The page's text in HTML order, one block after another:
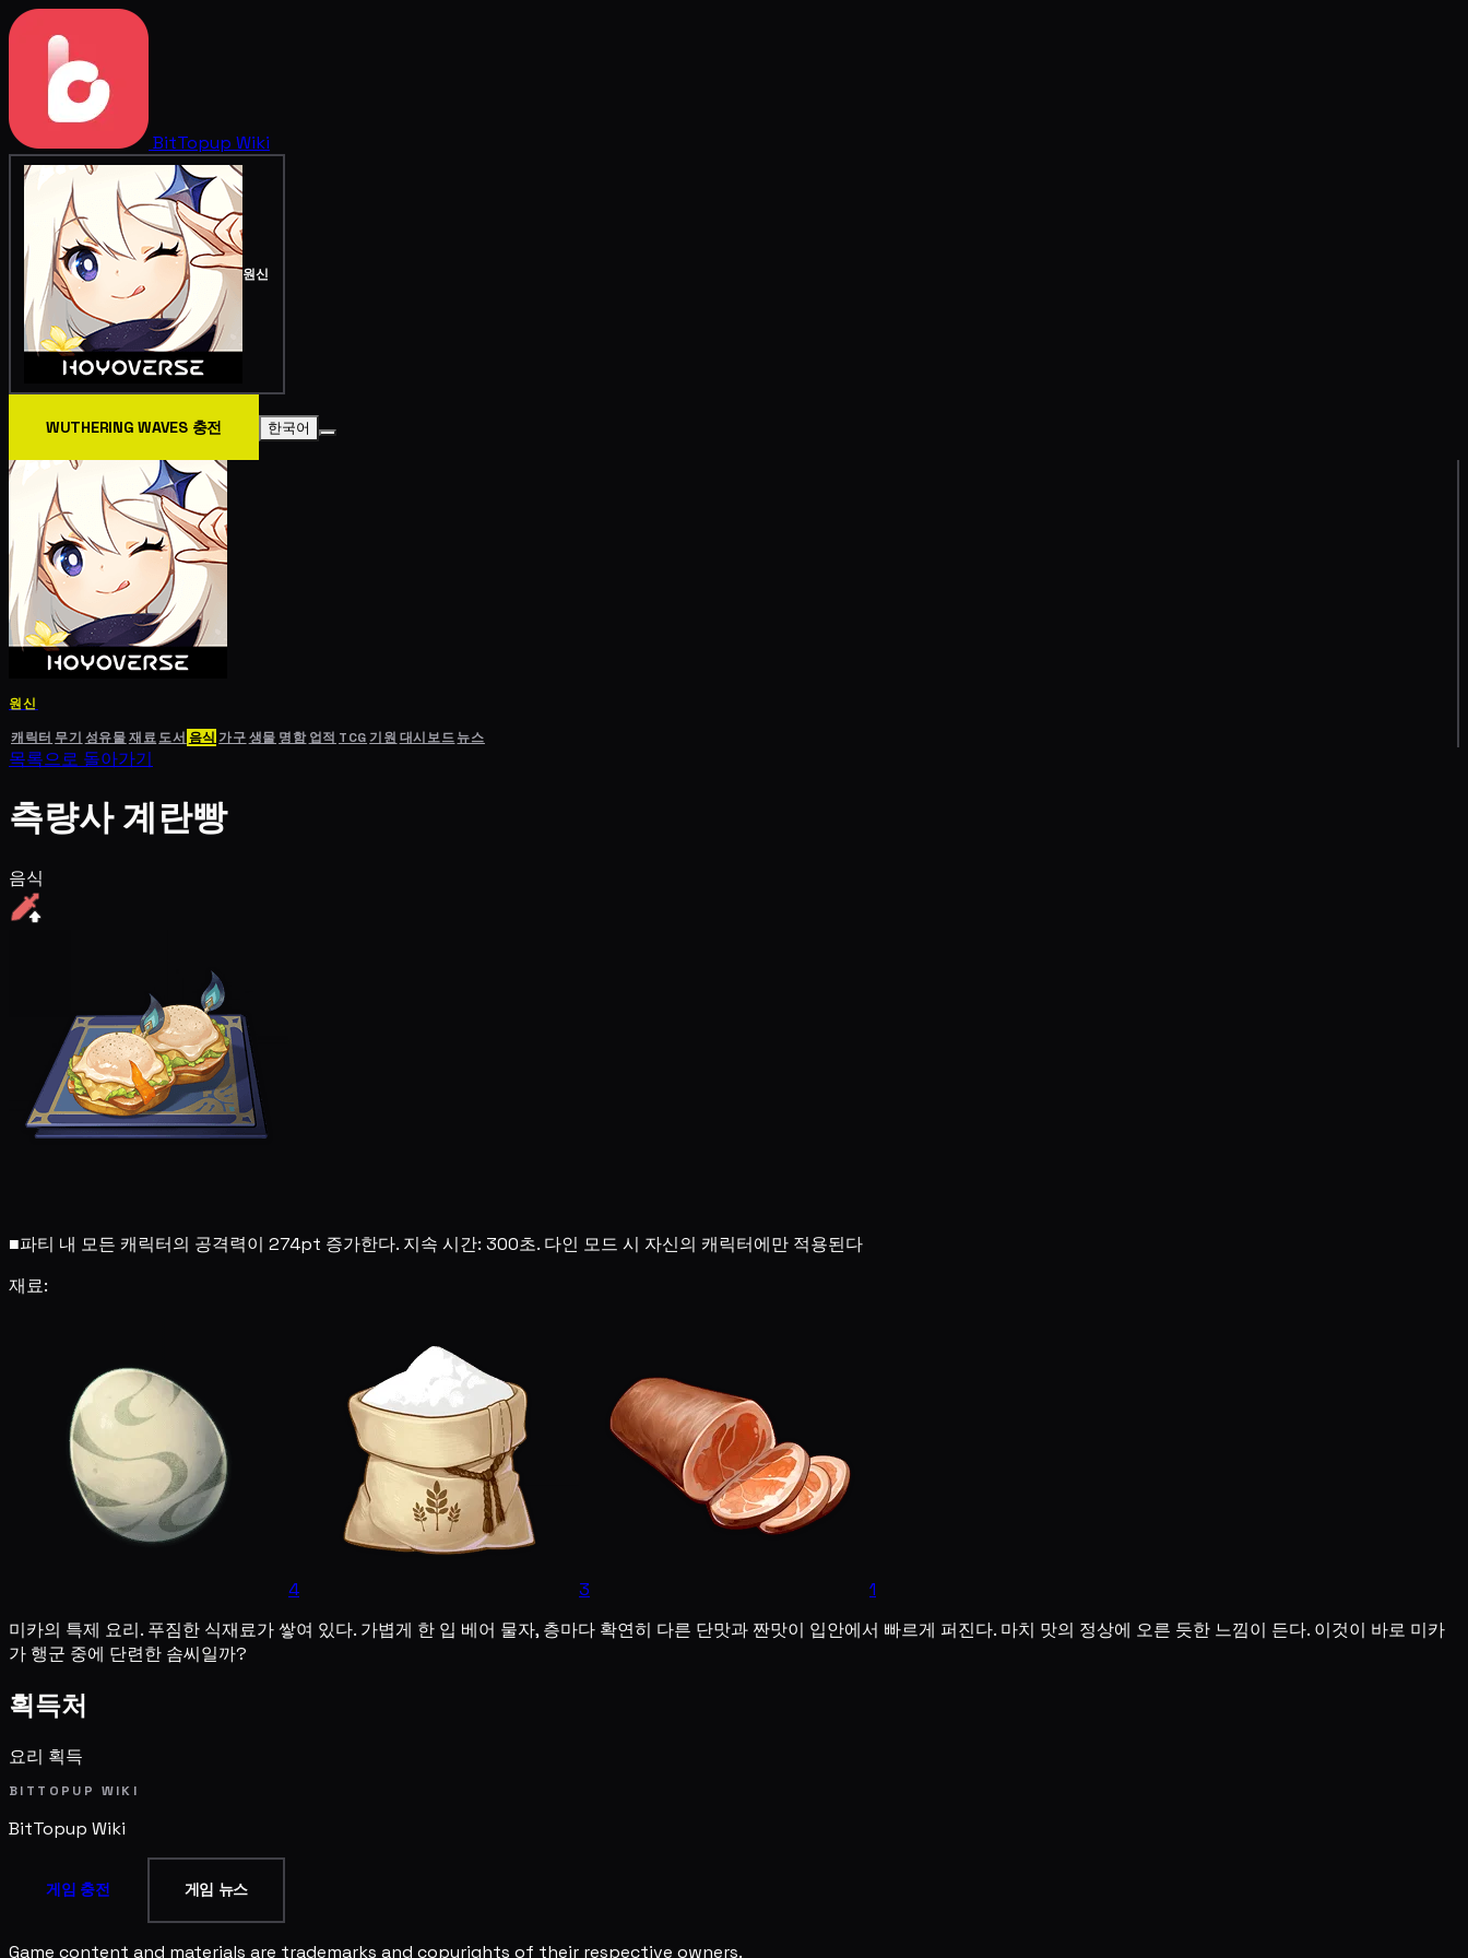
BitTopup Wiki
원신
WUTHERING WAVES 충전 한국어
원신
캐릭터 무기 성유물재료도서 음식 가구생물 명함 업적 TCG기원 대시보드뉴스
목록으로 돌아가기
측량사 계란빵
음식
■파티 내 모든 캐릭터의 공격력이 274pt 증가한다. 지속 시간: 300초. 다인 모드 시 자신의 캐릭터에만 적용된다
재료:
4 3
1
미카의 특제 요리. 푸짐한 식재료가 쌓여 있다. 가볍게 한 입 베어 물자, 층마다 확연히 다른 단맛과 짠맛이 입안에서 빠르게 퍼진다. 마치 맛의 정상에 오른 듯한 느낌이 든다. 이것이 바로 미카
가 행군 중에 단련한 솜씨일까?
획득처
요리 획득
BITTOPUP WIKI
BitTopup Wiki
게임 충전 게임 뉴스
Game content and materials are trademarks and copyrights of their respective owners.